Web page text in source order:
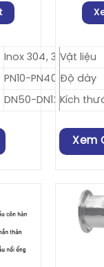
Inox 304, 316
PN10-PN40
DN50-DN1200
Vật liệu
Độ dày
Kích
Xem